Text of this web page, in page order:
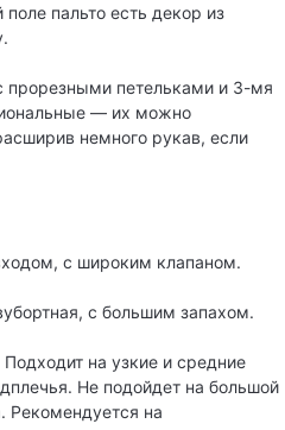
пальто есть декор из
прорезными петельками и 3-мя
— их можно
немного рукав, если
с широким клапаном.
с большим запахом.
на узкие и средние
Не подойдет на большой
Рекомендуется на